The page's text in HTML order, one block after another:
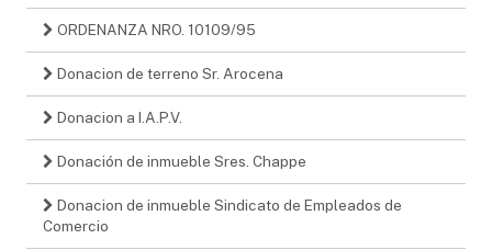
ORDENANZA NRO. 10109/95
Donacion de terreno Sr. Arocena
Donacion a I.A.P.V.
Donación de inmueble Sres. Chappe
Donacion de inmueble Sindicato de Empleados de
Comercio